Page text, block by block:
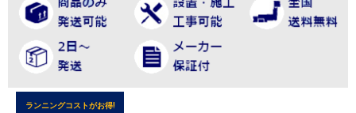
ランニングコストがお得!